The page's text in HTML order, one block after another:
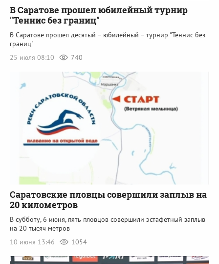
В Саратове прошел юбилейный турнир
"Теннис без границ"
В Саратове прошел десятый – юбилейный – турнир "Теннис без
границ"
25 июля 08:10
740
Саратовские пловцы совершили заплыв на
20 километров
В субботу, 6 июня, пять пловцов совершили эстафетный заплыв
на 20 тысяч метров
10 июня 13:46
1054